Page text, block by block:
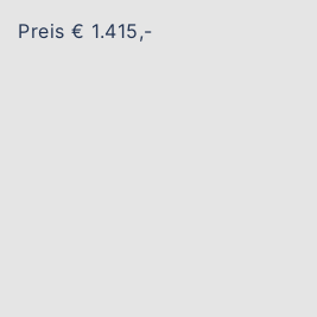
Preis € 1.415,-